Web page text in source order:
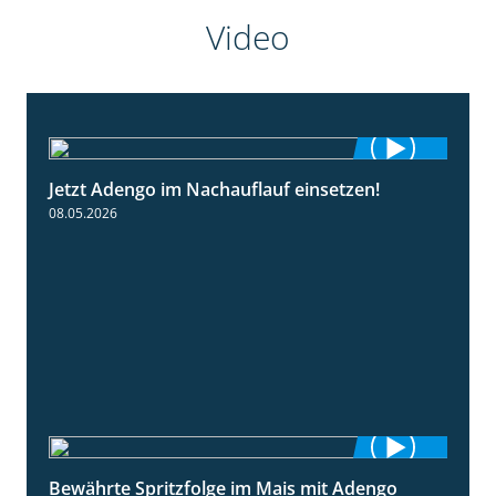
Video
1:32
Jetzt Adengo im Nachauflauf einsetzen!
08.05.2026
1:22
Bewährte Spritzfolge im Mais mit Adengo